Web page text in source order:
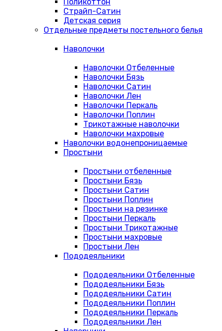
Страйп-Сатин
Детская серия
Отдельные предметы постельного белья
Наволочки
Наволочки Отбеленные
Наволочки Бязь
Наволочки Сатин
Наволочки Лен
Наволочки Перкаль
Наволочки Поплин
Трикотажные наволочки
Наволочки махровые
Наволочки водонепроницаемые
Простыни
Простыни отбеленные
Простыни Бязь
Простыни Сатин
Простыни Поплин
Простыни на резинке
Простыни Перкаль
Простыни Трикотажные
Простыни махровые
Простыни Лен
Пододеяльники
Пододеяльники Отбеленные
Пододеяльники Бязь
Пододеяльники Сатин
Пододеяльники Поплин
Пододеяльники Перкаль
Пододеяльники Лен